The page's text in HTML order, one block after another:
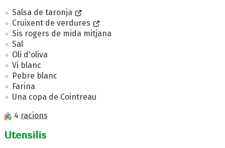
Salsa de taronja
Cruixent de verdures
Sis rogers de mida mitjana
Sal
Oli d'oliva
Vi blanc
Pebre blanc
Farina
Una copa de Cointreau
4 racions
Utensilis